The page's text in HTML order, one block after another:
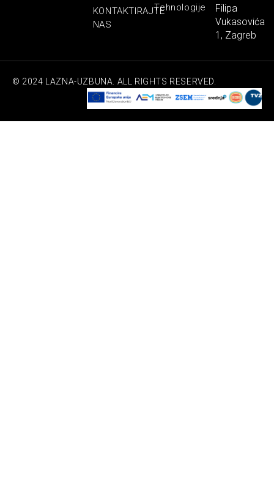
KONTAKTIRAJTE
NAS
Tehnologije
Filipa
Vukasovića
1, Zagreb
© 2024 LAZNA-UZBUNA. ALL RIGHTS RESERVED.